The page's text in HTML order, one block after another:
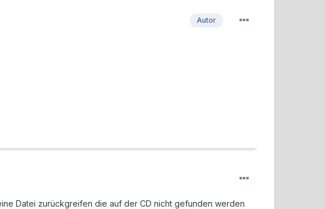
Autor
Datei zurückgreifen die auf der CD nicht gefunden werden